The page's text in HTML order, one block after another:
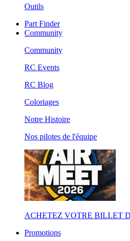
Outils
Part Finder
Community
Community
RC Events
RC Blog
Coloriages
Notre Histoire
Nos pilotes de l'équipe
ACHETEZ VOTRE BILLET
Promotions